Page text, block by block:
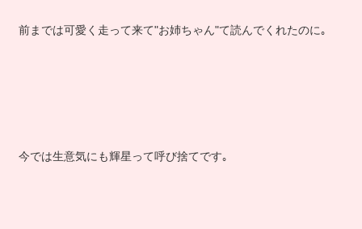
前までは可愛く走って来て"お姉ちゃん"て読んでくれたのに｡
今では生意気にも輝星って呼び捨てです｡